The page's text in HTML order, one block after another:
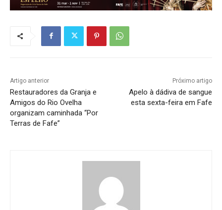
Artigo anterior
Restauradores da Granja e
Amigos do Rio Ovelha
organizam caminhada “Por
Terras de Fafe”
Próximo artigo
Apelo à dádiva de sangue
esta sexta-feira em Fafe